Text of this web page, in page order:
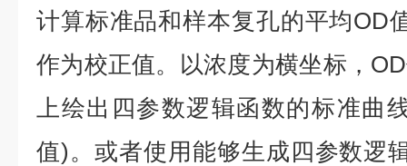
计算标准品和样本复孔的平均OD
作为校正值。以浓度为横坐标，
上绘出四参数逻辑函数的标准曲
值)。或者使用能够生成四参数逻